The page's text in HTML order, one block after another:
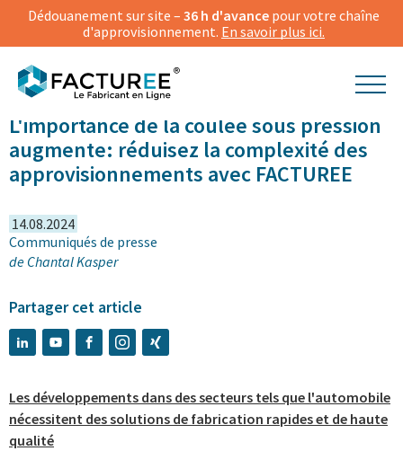
Dédouanement sur site – 36 h d'avance pour votre chaîne
d'approvisionnement. En savoir plus ici.
L'importance de la coulée sous pression
augmente: réduisez la complexité des
approvisionnements avec FACTUREE
14.08.2024
Communiqués de presse
de Chantal Kasper
Partager cet article
Les développements dans des secteurs tels que l'automobile
nécessitent des solutions de fabrication rapides et de haute
qualité